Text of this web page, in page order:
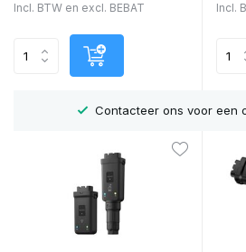
Incl. BTW en excl. BEBAT
Incl.
Contacteer ons voor een